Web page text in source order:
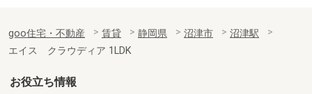
goo住宅・不動産 賃貸 静岡県 沼津市
沼津駅
エイス クラウディア 1LDK
お役立ち情報